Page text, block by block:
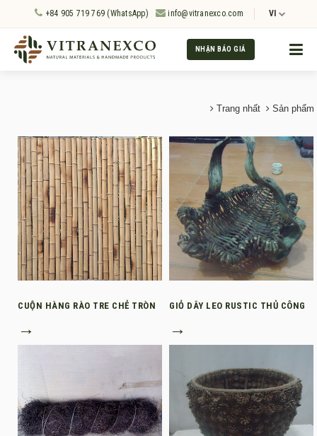
+84 905 719 769 (WhatsApp) info@vitranexco.com VI
NHẬN BÁO GIÁ
Trang nhất Sản phẩm
CUỘN HÀNG RÀO TRE CHẺ TRÒN
→
GIỎ DÂY LEO RUSTIC THỦ CÔNG
→